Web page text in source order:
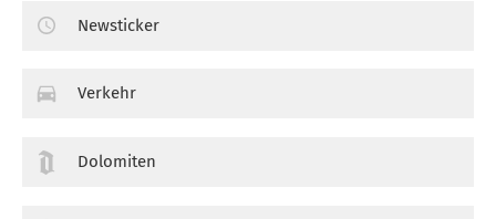
Newsticker
Verkehr
Dolomiten